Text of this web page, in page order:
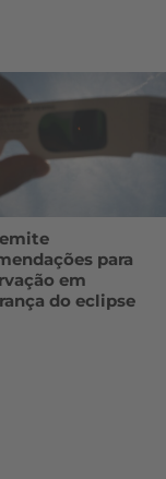
para
em
do eclipse